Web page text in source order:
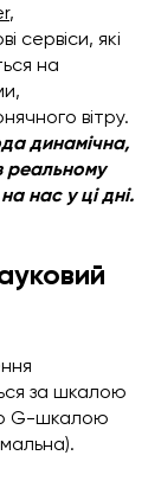
,
сервіси, які
на
вітру.
динамічна,
реальному
нас у ці дні.
за шкалою
G-шкалою